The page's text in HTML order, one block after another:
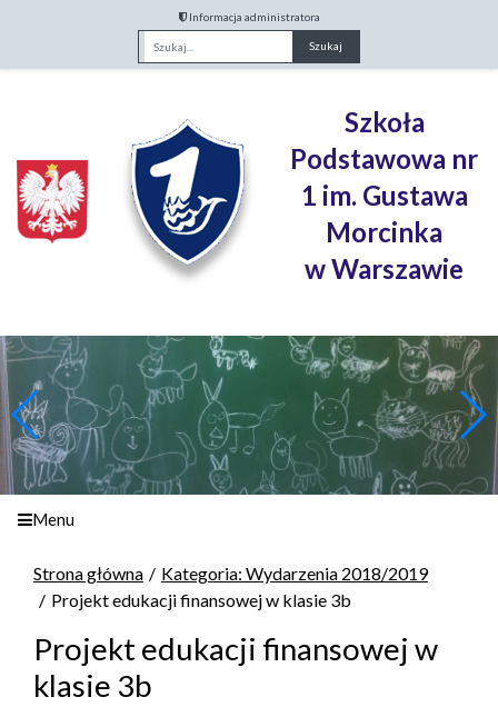
Informacja administratora
Fraza
Szkoła
Podstawowa nr
1 im. Gustawa
Morcinka
w Warszawie
Menu
Strona główna
Kategoria: Wydarzenia 2018/2019
Projekt edukacji finansowej w klasie 3b
Projekt edukacji finansowej w
klasie 3b